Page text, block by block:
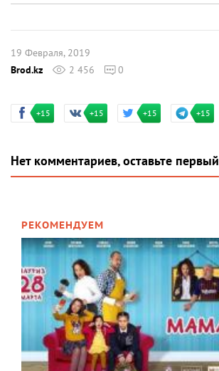
19 Февраля, 2019
Brod.kz
2 456 0
+15 +15 +15 +15
Нет комментариев, оставьте первый
РЕКОМЕНДУЕМ